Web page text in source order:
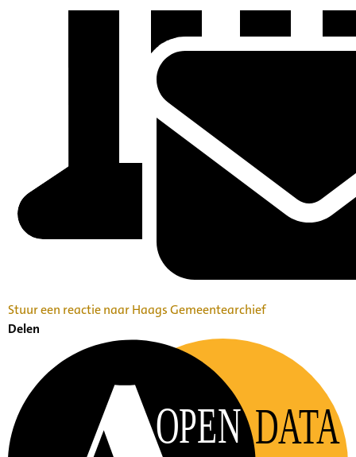
Stuur een reactie naar Haags Gemeentearchief
Delen
OPEN DATA